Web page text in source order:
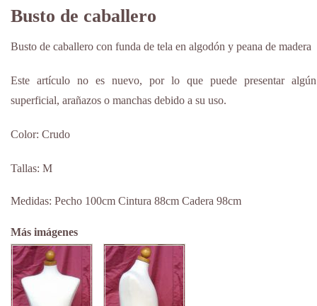
Busto de caballero
Busto de caballero con funda de tela en algodón y peana de madera
Este artículo no es nuevo, por lo que puede presentar algún
superficial, arañazos o manchas debido a su uso.
Color: Crudo
Tallas: M
Medidas: Pecho 100cm Cintura 88cm Cadera 98cm
Más imágenes